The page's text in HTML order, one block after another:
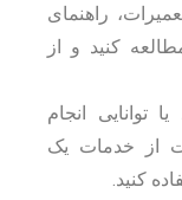
راهنمای
کنید و از
توانایی انجام
از خدمات یک
کنید.